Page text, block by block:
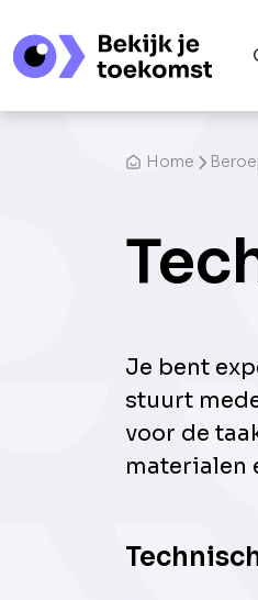
Home
Je bent
stuurt
voor de
materialen